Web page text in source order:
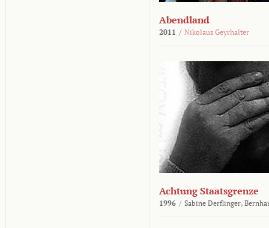
Abendland
2011 / Nikolaus Geyrhalter
Achtung Staatsgrenze
1996 / Sabine Derflinger,